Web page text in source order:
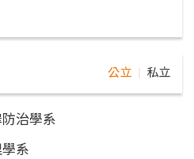
公立 私立
治學系
系